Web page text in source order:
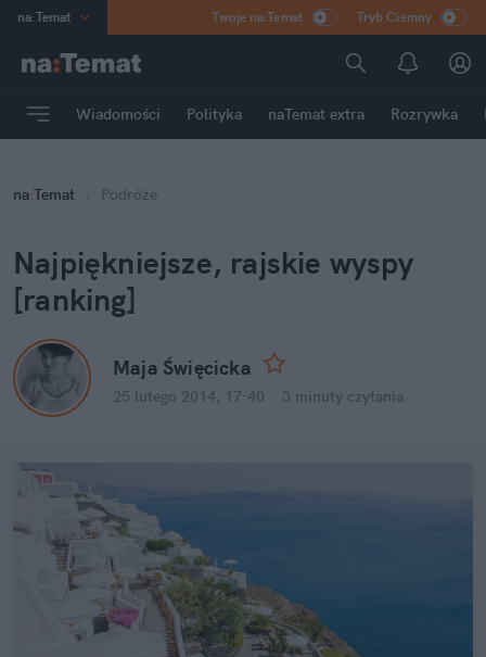
na:Temat
Poland
mama
Rozrywka
Twoje na:Temat Tryb Ciemny
Wiadomości Polityka naTemat extra Rozrywka
na:Temat Podróże
Najpiękniejsze, rajskie wyspy
[ranking]
Maja Święcicka
25 lutego 2014, 17:40 3 minuty czytania